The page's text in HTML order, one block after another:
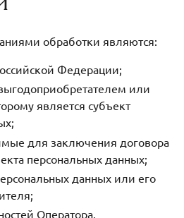
обработки являются:
Федерации;
или
является субъект
для заключения договора
персональных данных;
данных или его
Оператора,